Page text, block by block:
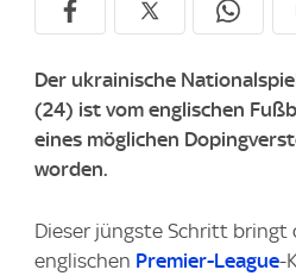
Der ukrainische
(24) ist vom englischen
eines möglichen
worden.
Dieser jüngste Schritt bringt
englischen Premier-League-